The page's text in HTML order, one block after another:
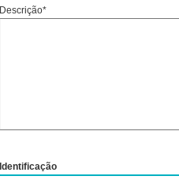
Descrição*
Identificação